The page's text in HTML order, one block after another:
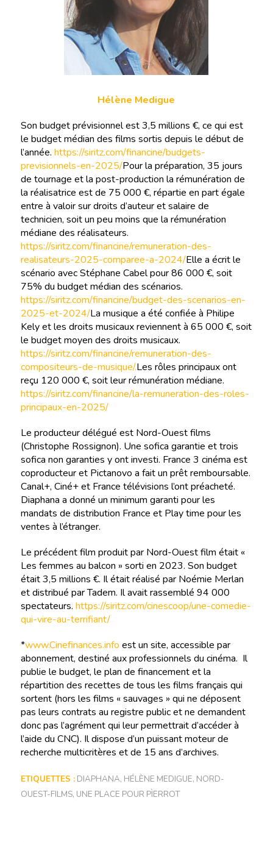
Hélène Medigue
Son budget prévisionnel est 3,5 millions €, ce qui est
le budget médian des films sortis depuis le début de
l’année. https://siritz.com/financine/budgets-
previsionnels-en-2025/Pour la préparation, 35 jours
de tournage et la post-production la rémunération de
la réalisatrice est de 75 000 €, répartie en part égale
entre à valoir sur droits d’auteur et salaire de
technicien, soit un peu moins que la rémunération
médiane des réalisateurs.
https://siritz.com/financine/remuneration-des-
realisateurs-2025-comparee-a-2024/Elle a écrit le
scénario avec Stéphane Cabel pour 86 000 €, soit
75% du budget médian des scénarios.
https://siritz.com/financine/budget-des-scenarios-en-
2025-et-2024/La musique a été confiée à Philipe
Kely et les droits musicaux reviennent à 65 000 €, soit
le budget moyen des droits musicaux.
https://siritz.com/financine/remuneration-des-
compositeurs-de-musique/.Les rôles principaux ont
reçu 120 000 €, soit leur rémunération médiane.
https://siritz.com/financine/la-remuneration-des-roles-
principaux-en-2025/
Le producteur délégué est Nord-Ouest films
(Christophe Rossignon). Une sofica garantie et trois
sofica non garanties y ont investi. France 3 cinéma est
coproducteur et Pictanovo a fait un prêt remboursable.
Canal+, Ciné+ et France télévisions l’ont préacheté.
Diaphana a donné un minimum garanti pour les
mandats de distribution France et Play time pour les
ventes à l’étranger.
Le précédent film produit par Nord-Ouest film était «
Les femmes au balcon » sorti en 2023. Son budget
était 3,5 millions €. Il était réalisé par Noémie Merlan
et distribué par Tadem. Il avait rassemblé 94 000
spectateurs. https://siritz.com/cinescoop/une-comedie-
qui-vire-au-terrifiant/
*www.Cinefinances.info est un site, accessible par
abonnement, destiné aux professionnels du cinéma. Il
publie le budget, le plan de financement et la
répartition des recettes de tous les films français qui
sortent (hors les films « sauvages » qui ne déposent
pas leurs contrats au registre public et ne demandent
donc pas l’agrément qui leur permettrait d’accéder à
l’aide du CNC). Il dispose d’un puissant moteur de
recherche multicritères et de 15 ans d’archives.
ETIQUETTES : DIAPHANA, HÉLÈNE MEDIGUE, NORD-
OUEST-FILMS, UNE PLACE POUR PÌERROT